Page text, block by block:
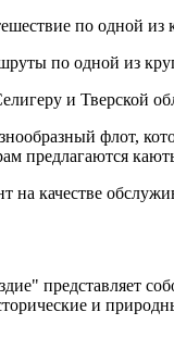
по одной из
по одной из
и Тверской
флот,
предлагаются
на качестве
представляет
и